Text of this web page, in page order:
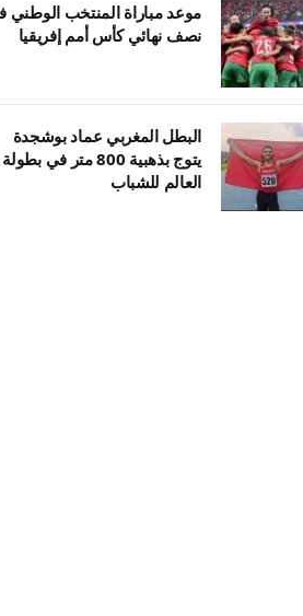
موعد مباراة المنتخب الوطني
نصف نهائي كأس أمم إفريقيا
البطل المغربي عماد بوشجدة
يتوج بذهبية 800 متر في بطولة
العالم للشباب